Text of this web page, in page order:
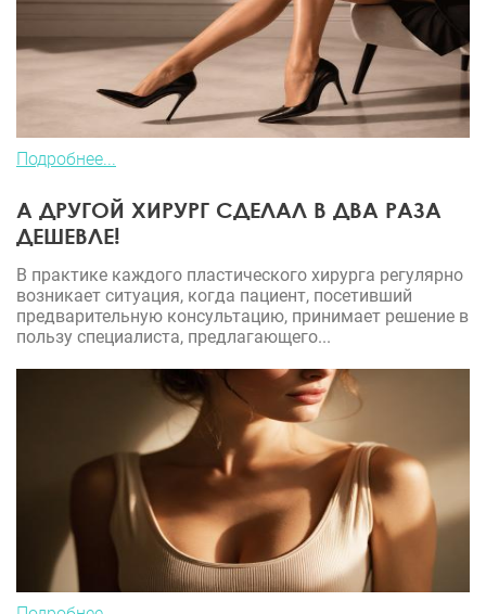
Подробнее...
А ДРУГОЙ ХИРУРГ СДЕЛАЛ В ДВА РАЗА
ДЕШЕВЛЕ!
В практике каждого пластического хирурга регулярно
возникает ситуация, когда пациент, посетивший
предварительную консультацию, принимает решение в
пользу специалиста, предлагающего...